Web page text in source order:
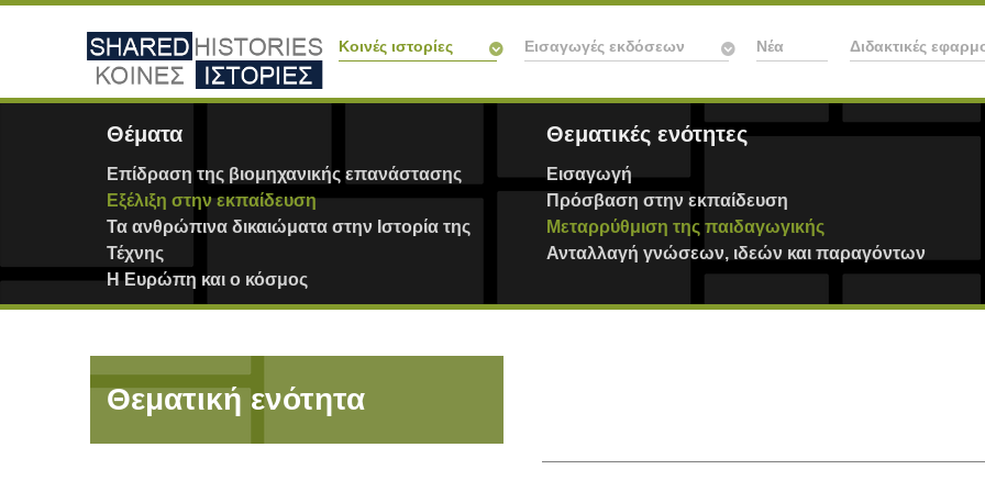
Κοινές ιστορίες Εισαγωγές εκδόσεων Νέα Διδακτικές
Θέματα Θεματικές ενότητες
Επίδραση της βιομηχανικής επανάστασης
Εξέλιξη στην εκπαίδευση
Τα ανθρώπινα δικαιώματα στην Ιστορία της
Τέχνης
Η Ευρώπη και ο κόσμος
Εισαγωγή
Πρόσβαση στην εκπαίδευση
Μεταρρύθμιση της παιδαγωγικής
Ανταλλαγή γνώσεων, ιδεών και παραγόντων
Θεματική ενότητα